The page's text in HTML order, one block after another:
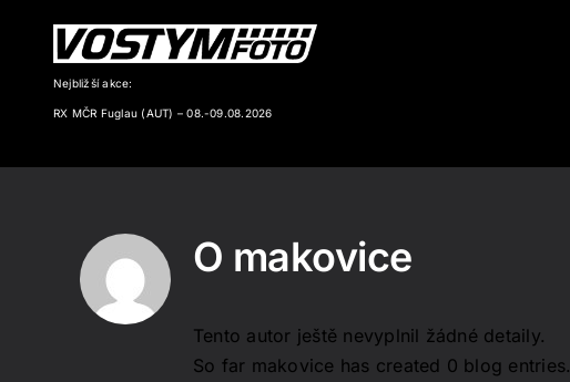
Nejbližší akce:
RX MČR Fuglau (AUT) – 08.-09.08.2026
O makovice
Tento autor ještě nevyplnil žádné detaily.
So far makovice has created 0 blog entries.